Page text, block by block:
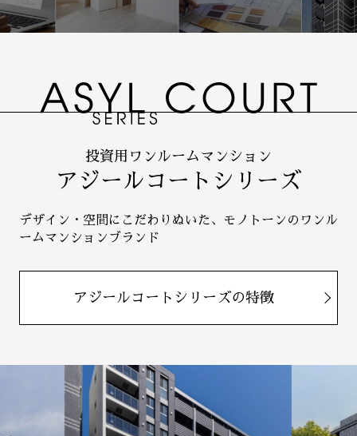
投資用ワンルームマンション
アジールコートシリーズ
デザイン・空間にこだわりぬいた、モノトーンのワンル
ームマンションブランド
アジールコートシリーズの特徴